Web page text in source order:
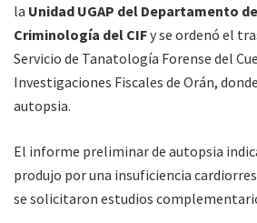
la Unidad UGAP del Departamento
Criminología del CIFy se ordenó el
Servicio de Tanatología Forense del
Investigaciones Fiscales de Orán,
autopsia.
El informe preliminar de autopsia
produjo por una insuficiencia
se solicitaron estudios